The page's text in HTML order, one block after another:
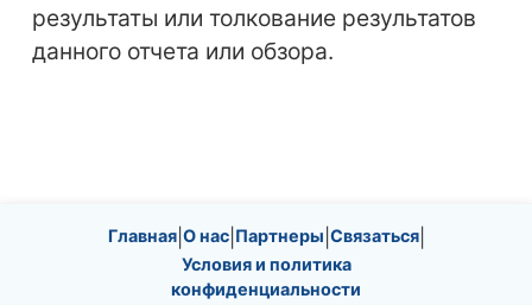
результаты или толкование результатов
данного отчета или обзора.
Site information, links, etc.
Главная| О нас| Партнеры Связаться|
Условия и политика
конфиденциальности